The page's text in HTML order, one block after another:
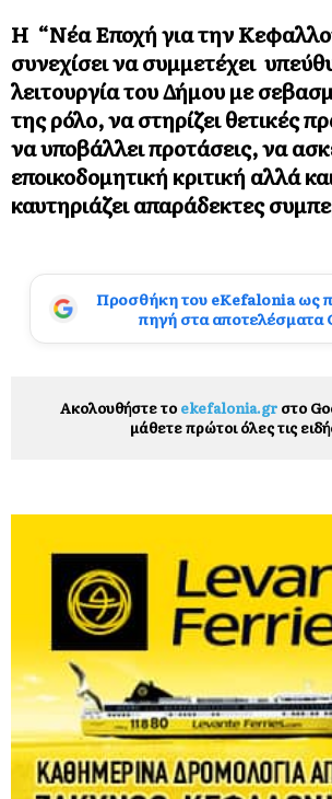
Η “Νέα Εποχή για την
συνεχίσει να συμμετέχει
λειτουργία του Δήμου με
της ρόλο, να στηρίζει θετικές
να υποβάλλει προτάσεις, να
εποικοδομητική κριτική αλλά
καυτηριάζει απαράδεκτες
Προσθήκη του eKefalonia ως
πηγή στα αποτελέσματα
Ακολουθήστε το ekefalonia.grστο
μάθετε πρώτοι όλες τις